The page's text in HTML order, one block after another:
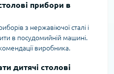
прибори в
з нержавіючої сталі і
в посудомийній машині.
виробника.
дитячі столові